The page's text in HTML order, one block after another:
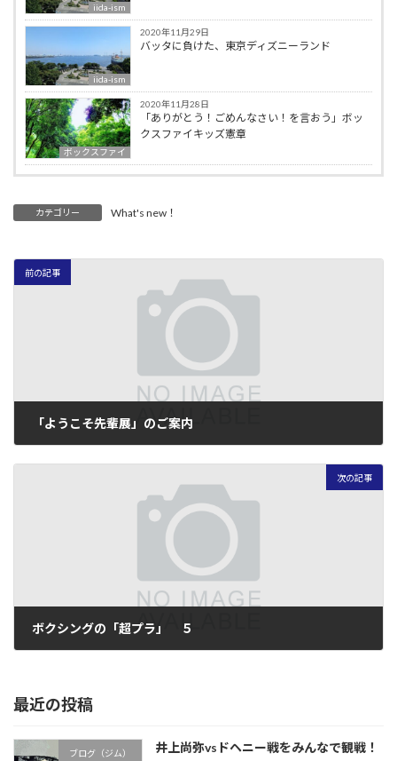
iida-ism
iida-ism
2020年11月29日
バッタに負けた、東京ディズニーランド
ボックスファイ
2020年11月28日
「ありがとう！ごめんなさい！を言おう」ボッ
クスファイキッズ憲章
カテゴリー What's new！
前の記事
「ようこそ先輩展」のご案内
次の記事
ボクシングの「超プラ」 ５
最近の投稿
ブログ（ジム） 井上尚弥vsドヘニー戦をみんなで観戦！